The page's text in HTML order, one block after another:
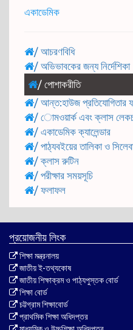
একাডেমিক
/ আচরণবিধি
/ অভিভাবকের জন্য নির্দেশিকা
/ পোশাকরীতি
/ আন্ত:হাউজ প্রতিযোগিতার
/োমওয়ার্ক এবং ক্লাস
/ একাডেমিক ক্যালেন্ডার
/ পাঠ্যবইয়ের তালিকা ও
/ক্লাস রুটিন
/ পরীক্ষার সময়সূচি
/ ফলাফল
প্রয়োজনীয় লিংক
শিক্ষা মন্ত্রনালয়
জাতীয় ই-তথ্যকোষ
জাতীয় শিক্ষাক্রম ও পাঠ্যপুস্তক বোর্ড
শিক্ষা বোর্ড
চট্টগ্রাম শিক্ষাবোর্ড
প্রাথমিক শিক্ষা অধিদপ্তর